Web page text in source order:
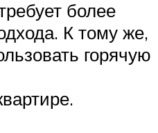
более
К тому же,
горячую